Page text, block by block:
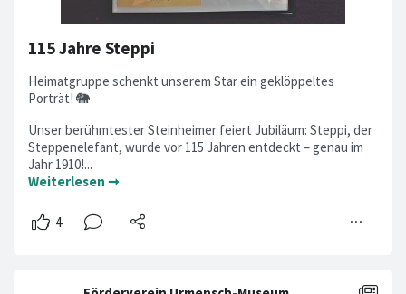
115 Jahre Steppi
Heimatgruppe schenkt unserem Star ein geklöppeltes
Porträt! 🐘
Unser berühmtester Steinheimer feiert Jubiläum: Steppi, der
Steppenelefant, wurde vor 115 Jahren entdeckt – genau im
Jahr 1910!...
Weiterlesen ➞